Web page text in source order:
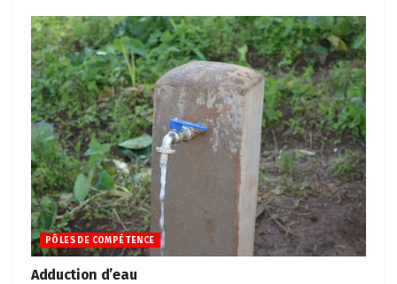
PÔLES DE COMPÉTENCE
Adduction d’eau